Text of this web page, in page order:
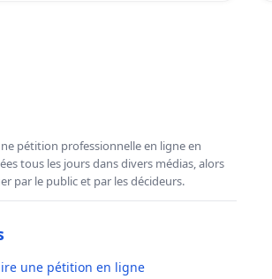
pétition professionnelle en ligne en
tous les jours dans divers médias, alors
par le public et par les décideurs.
une pétition en ligne